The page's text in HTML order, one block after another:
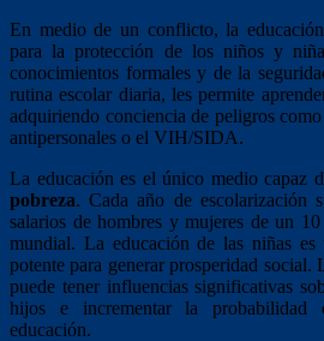
En medio de un conflicto, la
para la protección de los niños y
conocimientos formales y de la
rutina escolar diaria, les permite
adquiriendo conciencia de peligros
antipersonales o el VIH/SIDA.
La educación es el único medio capaz
pobreza. Cada año de escolarización
salarios de hombres y mujeres de un
mundial. La educación de las niñas es
potente para generar prosperidad social.
puede tener influencias significativas
hijos e incrementar la probabilidad
educación.